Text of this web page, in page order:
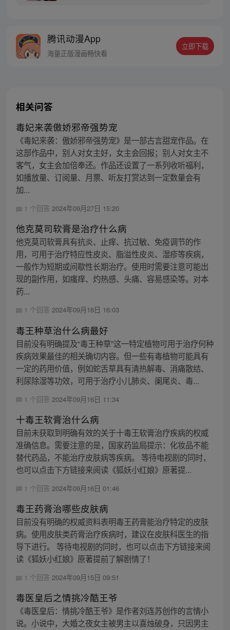
得了。”倒霉女配遇到作妖王爷怎么办，只能
惯着了！
腾讯动漫App
海量正版漫画畅快看
立即下载
相关问答
毒妃来袭傲娇邪帝强势宠
《毒妃来袭：傲娇邪帝强势宠》是一部古言甜宠作品。在
这部作品中，别人对女主好，女主会回报；别人对女主不
客气，女主会加倍奉还。作品还设置了一系列收听福利，
如播放量、订阅量、月票、听友打赏达到一定数量会有
加...
1 个回答 2024年09月27日 15:20
他克莫司软膏是治疗什么病
他克莫司软膏具有抗炎、止痒、抗过敏、免疫调节的作
用，可用于治疗特应性皮炎、脂溢性皮炎、湿疹等疾病，
一般作为短期或间歇性长期治疗。使用时需要注意可能出
现的副作用，如瘙痒、灼热感、头痛、容易感染等。对本
药...
1 个回答 2024年09月16日 16:03
毒王种草治什么病最好
目前没有明确提及“毒王种草”这一特定植物可用于治疗何种
疾病效果最佳的相关确切内容。但一些有毒植物可能具有
一定的药用价值，例如蛇舌草具有清热解毒、消痛散结、
利尿除湿等功效，可用于治疗小儿肺炎、阑尾炎、毒...
1 个回答 2024年09月16日 11:34
十毒王软膏治什么病
目前未获取到明确有效的关于十毒王软膏治疗疾病的权威
准确信息。需要注意的是，国家药监局提示：化妆品不能
替代药品，不能治疗皮肤病等疾病。 等待电视剧的同时，
也可以点击下方链接来阅读《狐妖小红娘》原著提...
1 个回答 2024年09月16日 01:46
毒王药膏治哪些皮肤病
目前没有明确的权威资料表明毒王药膏能治疗特定的皮肤
病。使用皮肤类药膏治疗疾病时，建议在皮肤科医生的指
导下进行。 等待电视剧的同时，也可以点击下方链接来阅
读《狐妖小红娘》原著提前了解剧情了！
1 个回答 2024年09月15日 09:51
毒医皇后之情挑冷酷王爷
《毒医皇后：情挑冷酷王爷》是作者刘连苏创作的言情小
说。小说中，大婚之夜女主被男主以喜烛破身，只因男主